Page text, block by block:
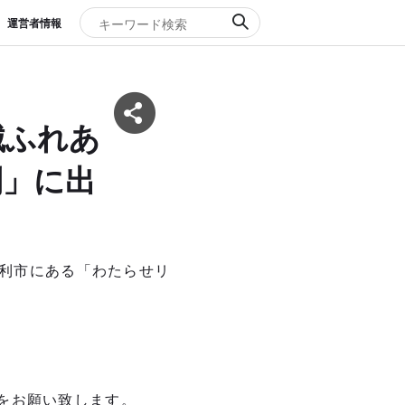
運営者情報
れあ
に出
市にある「わたらせリ
願い致します。